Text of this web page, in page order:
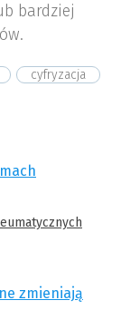
bardziej
cyfryzacja